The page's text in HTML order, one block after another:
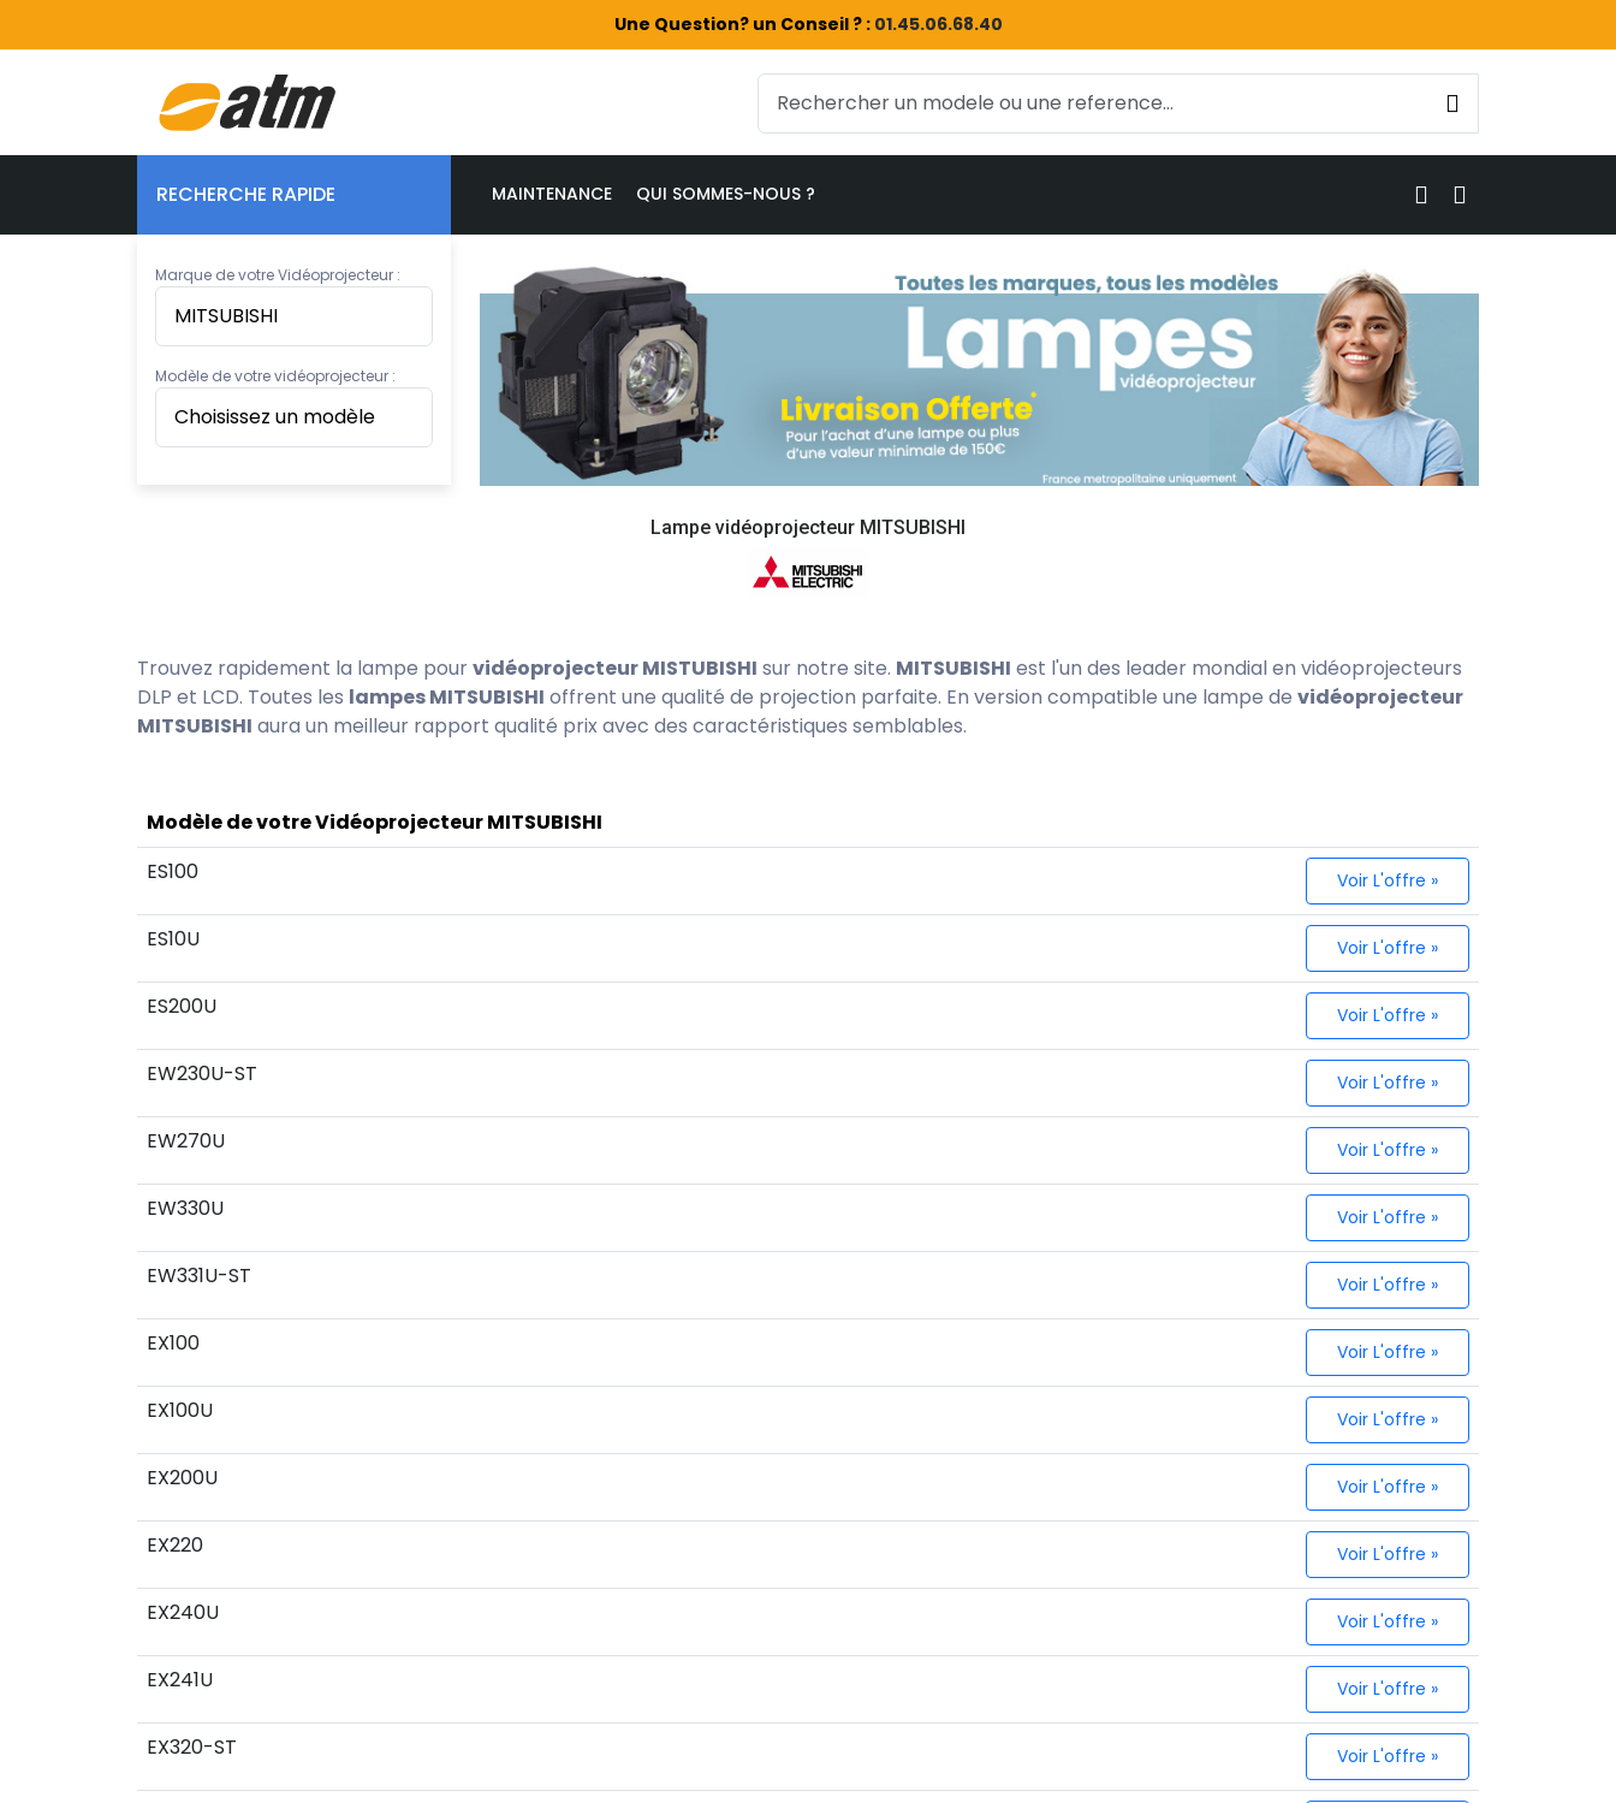
Une Question? un Conseil ? : 01.45.06.68.40
RECHERCHE RAPIDE
Marque de votre Vidéoprojecteur :
Modèle de votre vidéoprojecteur :
MAINTENANCE QUI SOMMES-NOUS ?
Lampe vidéoprojecteur MITSUBISHI
Trouvez rapidement la lampe pourvidéoprojecteur MISTUBISHI sur notre site. MITSUBISHI est l'un des leader mondial en vidéoprojecteurs
DLP et LCD. Toutes les lampes MITSUBISHI offrent une qualité de projection parfaite. En version compatible une lampe de vidéoprojecteur
MITSUBISHI aura un meilleur rapport qualité prix avec des caractéristiques semblables.
Modèle de votre Vidéoprojecteur MITSUBISHI
ES100
Voir L'offre »
ES10U Voir L'offre »
ES200U Voir L'offre »
EW230U-ST Voir L'offre »
EW270U Voir L'offre »
EW330U Voir L'offre »
EW331U-ST Voir L'offre »
EX100 Voir L'offre »
EX100U Voir L'offre »
EX200U Voir L'offre »
EX220 Voir L'offre »
EX240U Voir L'offre »
EX241U Voir L'offre »
EX320-ST Voir L'offre »